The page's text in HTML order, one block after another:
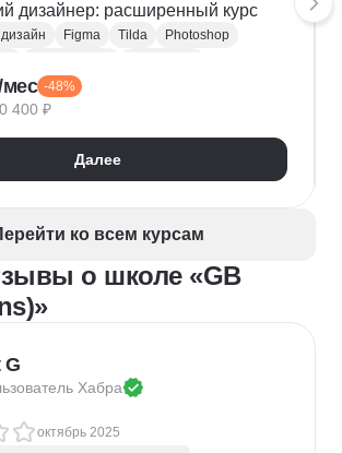
дизайнер: расширенный курс
Figma Tilda
Photoshop
Скетчинг
Cinema 4D
Дизайн упаковки
Бренд-дизайн
стиля
Брендинг
для маркетплейсов
мес -48%
400 ₽
Далее
ко всем курсам
о школе «GB
G
Хабра
октябрь 2025